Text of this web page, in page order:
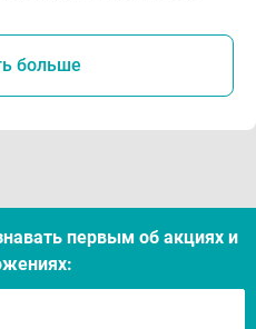
больше
первым об акцияx и